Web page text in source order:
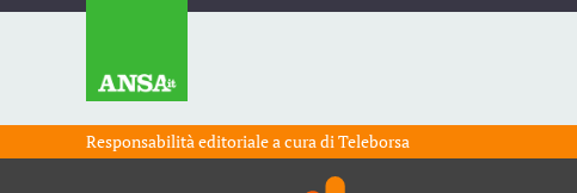
Responsabilità editoriale a cura diTeleborsa